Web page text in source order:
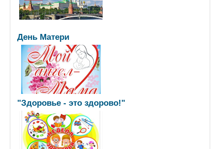
День Матери
"Здоровье - это здорово!"